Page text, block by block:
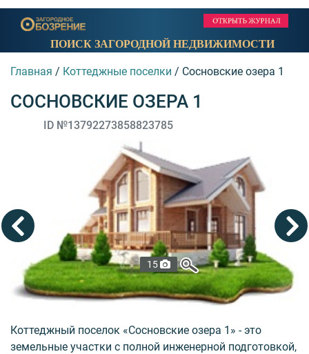
ПОИСК ЗАГОРОДНОЙ НЕДВИЖИМОСТИ
Главная / Коттеджные поселки / Сосновские озера 1
СОСНОВСКИЕ ОЗЕРА 1
ID №13792273858823785
15
Коттеджный поселок «Сосновские озера 1» - это
земельные участки с полной инженерной подготовкой,